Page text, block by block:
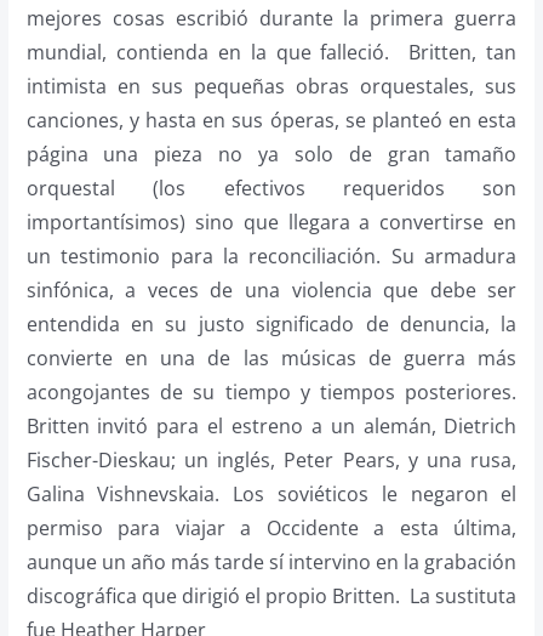
mejores cosas escribió durante la primera guerra
mundial, contienda en la que falleció. Britten, tan
intimista en sus pequeñas obras orquestales, sus
canciones, y hasta en sus óperas, se planteó en esta
página una pieza no ya solo de gran tamaño
orquestal (los efectivos requeridos son
importantísimos) sino que llegara a convertirse en
un testimonio para la reconciliación. Su armadura
sinfónica, a veces de una violencia que debe ser
entendida en su justo significado de denuncia, la
convierte en una de las músicas de guerra más
acongojantes de su tiempo y tiempos posteriores.
Britten invitó para el estreno a un alemán, Dietrich
Fischer-Dieskau; un inglés, Peter Pears, y una rusa,
Galina Vishnevskaia. Los soviéticos le negaron el
permiso para viajar a Occidente a esta última,
aunque un año más tarde sí intervino en la grabación
discográfica que dirigió el propio Britten. La sustituta
fue Heather Harper